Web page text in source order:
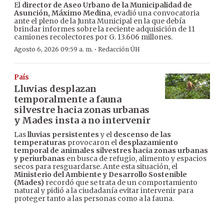
El director de Aseo Urbano de la Municipalidad de
Asunción, Máximo Medina, evadió una convocatoria
ante el pleno de la Junta Municipal en la que debía
brindar informes sobre la reciente adquisición de 11
camiones recolectores por G. 13.606 millones.
Agosto 6, 2026 09:59 a. m. · Redacción ÚH
País
Lluvias desplazan
temporalmente a fauna
silvestre hacia zonas urbanas
y Mades insta a no intervenir
Laslluvias persistentes y el descenso de las
temperaturas provocaron el desplazamiento
temporal de animales silvestres hacia zonas urbanas
y periurbanas en busca de refugio, alimento y espacios
secos para resguardarse. Ante esta situación, el
Ministerio del Ambiente y Desarrollo Sostenible
(Mades) recordó que se trata de un comportamiento
natural y pidió a la ciudadanía evitar intervenir para
proteger tanto a las personas como a la fauna.